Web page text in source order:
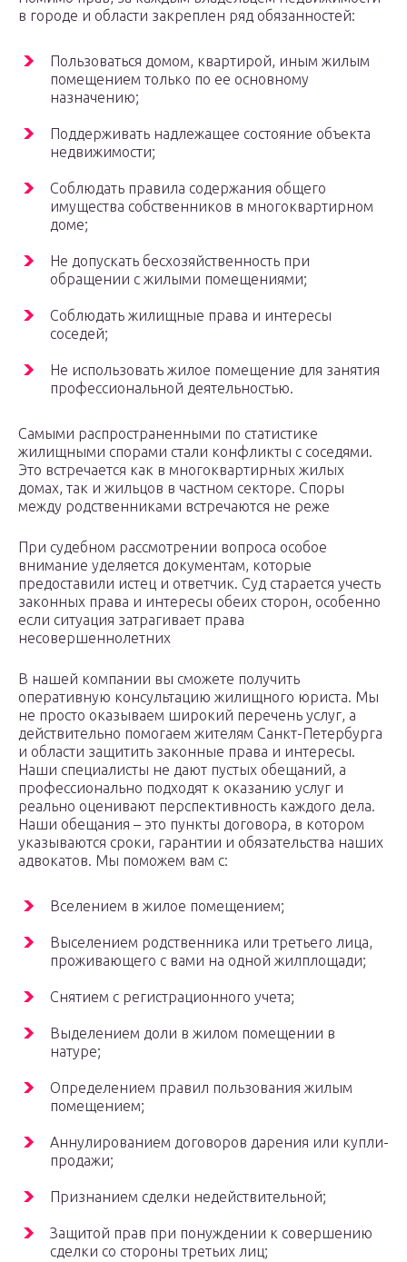
в городе и области закреплен ряд обязанностей:
Пользоваться домом, квартирой, иным жилым
помещением только по ее основному
назначению;
Поддерживать надлежащее состояние объекта
недвижимости;
Соблюдать правила содержания общего
имущества собственников в многоквартирном
доме;
Не допускать бесхозяйственность при
обращении с жилыми помещениями;
Соблюдать жилищные права и интересы
соседей;
Не использовать жилое помещение для занятия
профессиональной деятельностью.
Самыми распространенными по статистике
жилищными спорами стали конфликты с соседями.
Это встречается как в многоквартирных жилых
домах, так и жильцов в частном секторе. Споры
между родственниками встречаются не реже
При судебном рассмотрении вопроса особое
внимание уделяется документам, которые
предоставили истец и ответчик. Суд старается учесть
законных права и интересы обеих сторон, особенно
если ситуация затрагивает права
несовершеннолетних
В нашей компании вы сможете получить
оперативную консультацию жилищного юриста. Мы
не просто оказываем широкий перечень услуг, а
действительно помогаем жителям Санкт-Петербурга
и области защитить законные права и интересы.
Наши специалисты не дают пустых обещаний, а
профессионально подходят к оказанию услуг и
реально оценивают перспективность каждого дела.
Наши обещания – это пункты договора, в котором
указываются сроки, гарантии и обязательства наших
адвокатов. Мы поможем вам с:
Вселением в жилое помещением;
Выселением родственника или третьего лица,
проживающего с вами на одной жилплощади;
Снятием с регистрационного учета;
Выделением доли в жилом помещении в
натуре;
Определением правил пользования жилым
помещением;
Аннулированием договоров дарения или купли-
продажи;
Признанием сделки недействительной;
Защитой прав при понуждении к совершению
сделки со стороны третьих лиц;